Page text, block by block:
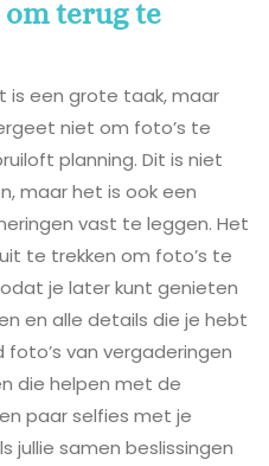
terug te
is een grote taak, maar
niet om foto’s te
planning. Dit is niet
maar het is ook een
vast te leggen. Het
te trekken om foto’s te
je later kunt genieten
en alle details die je hebt
van vergaderingen
die helpen met de
paar selfies met je
samen beslissingen